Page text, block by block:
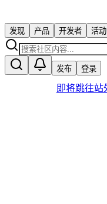
发现 产品 开发者 活动
发布 登录
即将跳往